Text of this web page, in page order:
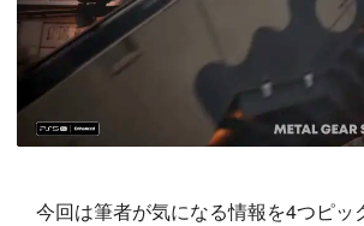
今回は筆者が気になる情報を4つピッ